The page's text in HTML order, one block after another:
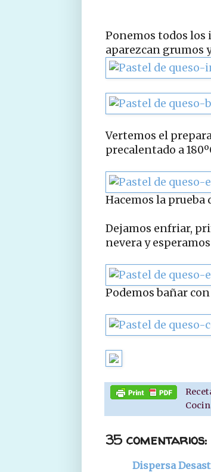
Ponemos todos los
aparezcan grumos
Vertemos el
precalentado a
Hacemos la prueba
Dejamos enfriar,
nevera y
Podemos bañar
35 comentarios:
Dispersa